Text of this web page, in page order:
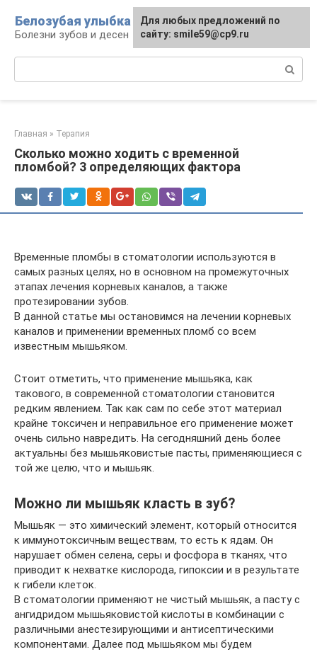
контенту
Белозубая улыбка
Болезни зубов и десен
Главная » Терапия
Сколько можно ходить с временной
пломбой? 3 определяющих фактора
Временные пломбы в стоматологии используются в
самых разных целях, но в основном на промежуточных
этапах лечения корневых каналов, а также
протезировании зубов.
В данной статье мы остановимся на лечении корневых
каналов и применении временных пломб со всем
известным мышьяком.
Стоит отметить, что применение мышьяка, как
такового, в современной стоматологии становится
редким явлением. Так как сам по себе этот материал
крайне токсичен и неправильное его применение может
очень сильно навредить. На сегодняшний день более
актуальны без мышьяковистые пасты, применяющиеся с
той же целю, что и мышьяк.
Можно ли мышьяк класть в зуб?
Мышьяк — это химический элемент, который относится
к иммунотоксичным веществам, то есть к ядам. Он
нарушает обмен селена, серы и фосфора в тканях, что
приводит к нехватке кислорода, гипоксии и в результате
к гибели клеток.
В стоматологии применяют не чистый мышьяк, а пасту с
ангидридом мышьяковистой кислоты в комбинации с
различными анестезирующими и антисептическими
компонентами. Далее под мышьяком мы будем
Для любых предложений по
сайту: smile59@cp9.ru